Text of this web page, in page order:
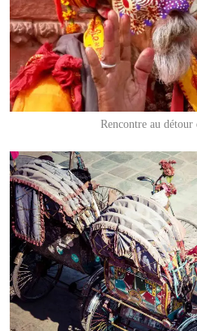
Rencontre au détour